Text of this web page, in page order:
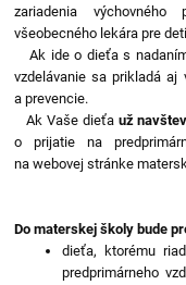
zariadenia
všeobecného lekára pre
Ak ide o dieťa s
vzdelávanie sa prikladá aj
a prevencie.
Ak Vaše dieťa už
o prijatie na
na webovej stránke
Do materskej školy bude
dieťa, ktorému
predprimárneho